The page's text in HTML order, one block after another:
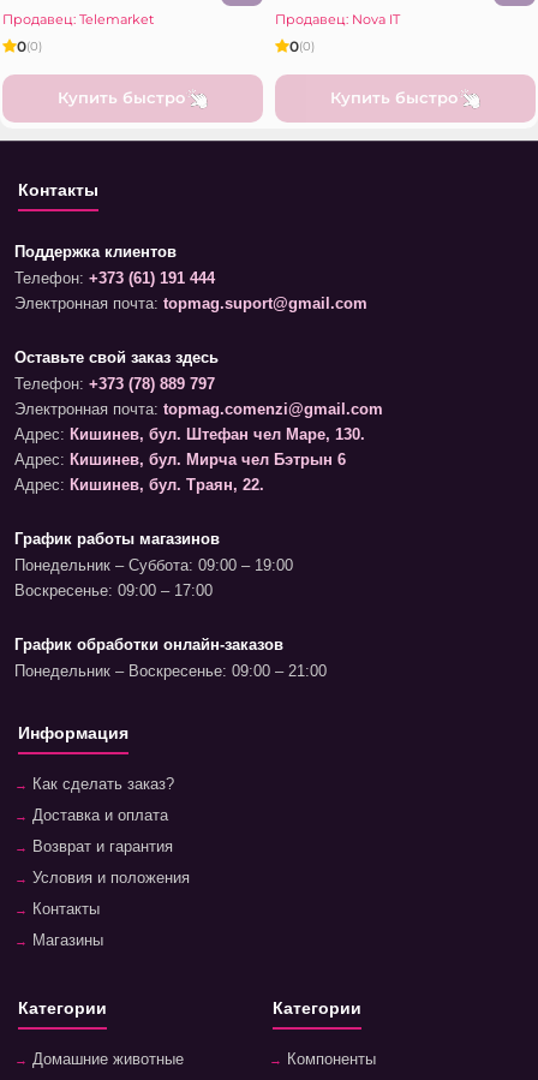
Продавец: Telemarket
0(0)
Купить быстро
Продавец: Nova IT
0(0)
Купить быстро
Контакты
Поддержка клиентов
Телефон: +373 (61) 191 444
Электронная почта: topmag.suport@gmail.com
Оставьте свой заказ здесь
Телефон: +373 (78) 889 797
Электронная почта: topmag.comenzi@gmail.com
Адрес: Кишинев, бул. Штефан чел Маре, 130.
Адрес: Кишинев, бул. Мирча чел Бэтрын 6
Адрес: Кишинев, бул. Траян, 22.
График работы магазинов
Понедельник – Суббота: 09:00 – 19:00
Воскресенье: 09:00 – 17:00
График обработки онлайн-заказов
Понедельник – Воскресенье: 09:00 – 21:00
Информация
Как сделать заказ?
Доставка и оплата
Возврат и гарантия
Условия и положения
Контакты
Магазины
Категории
Домашние животные
Категории
Компоненты